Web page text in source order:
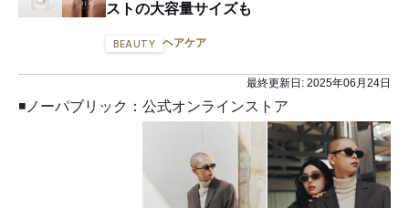
ストの大容量サイズも
BEAUTY ヘアケア
最終更新日: 2025年06月24日
◾️ノーパブリック：公式オンラインストア